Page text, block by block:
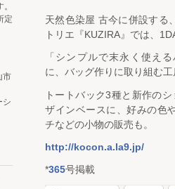
天然色染屋 古今に併設する
トリエ『KUZIRA』では、
「シンプルで末永く使え
に、バッグ作りに取り組む工
トートバック3種と新作の
ザインベースに、好みの色
チなどの小物の販売も。
http://kocon.a.la9.jp/
*365号掲載
定
市
シ